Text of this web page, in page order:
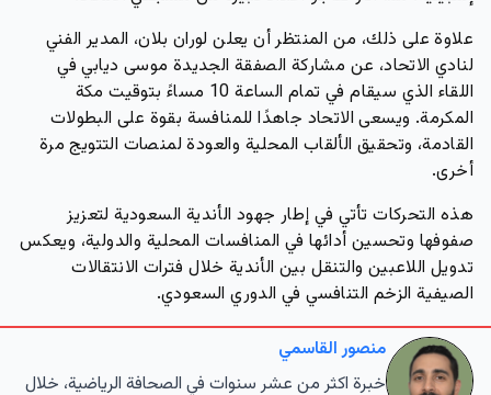
علاوة على ذلك، من المنتظر أن يعلن لوران بلان، المدير الفني
لنادي الاتحاد، عن مشاركة الصفقة الجديدة موسى ديابي في
اللقاء الذي سيقام في تمام الساعة 10 مساءً بتوقيت مكة
المكرمة. ويسعى الاتحاد جاهدًا للمنافسة بقوة على البطولات
القادمة، وتحقيق الألقاب المحلية والعودة لمنصات التتويج مرة
أخرى.
هذه التحركات تأتي في إطار جهود الأندية السعودية لتعزيز
صفوفها وتحسين أدائها في المنافسات المحلية والدولية، ويعكس
تدويل اللاعبين والتنقل بين الأندية خلال فترات الانتقالات
الصيفية الزخم التنافسي في الدوري السعودي.
منصور القاسمي
خبرة اكثر من عشر سنوات في الصحافة الرياضية، خلال